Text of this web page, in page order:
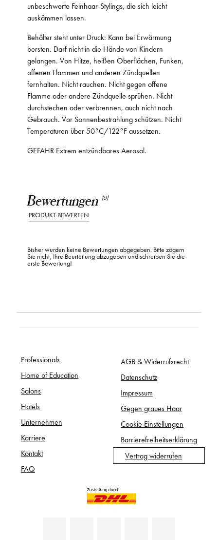
Bewertungen (0)
PRODUKT BEWERTEN
Bisher wurden keine Bewertungen abgegeben. Bitte zögern
Sie nicht, Ihre Beurteilung abzugeben und schreiben Sie die
erste Bewertung!
unbeschwerte Feinhaar-Stylings, die sich leicht
auskämmen lassen.
Behälter steht unter Druck: Kann bei Erwärmung
bersten. Darf nicht in die Hände von Kindern
gelangen. Von Hitze, heißen Oberflächen, Funken,
offenen Flammen und anderen Zündquellen
fernhalten. Nicht rauchen. Nicht gegen offene
Flamme oder andere Zündquelle sprühen. Nicht
durchstechen oder verbrennen, auch nicht nach
Gebrauch. Vor Sonnenbestrahlung schützen. Nicht
Temperaturen über 50°C/122°F aussetzen.
GEFAHR Extrem entzündbares Aerosol.
Professionals
Home of Education
Salons
Hotels
Unternehmen
Karriere
Kontakt
FAQ
AGB & Widerrufsrecht
Datenschutz
Impressum
Gegen graues Haar
Cookie Einstellungen
Barrierefreiheitserklärung
Vertrag widerrufen